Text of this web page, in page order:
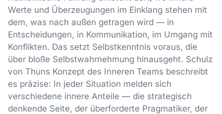
Werte und Überzeugungen im Einklang stehen mit
dem, was nach außen getragen wird — in
Entscheidungen, in Kommunikation, im Umgang mit
Konflikten. Das setzt Selbstkenntnis voraus, die
über bloße Selbstwahrnehmung hinausgeht. Schulz
von Thuns Konzept des Inneren Teams beschreibt
es präzise: In jeder Situation melden sich
verschiedene innere Anteile — die strategisch
denkende Seite, der überforderte Pragmatiker, der